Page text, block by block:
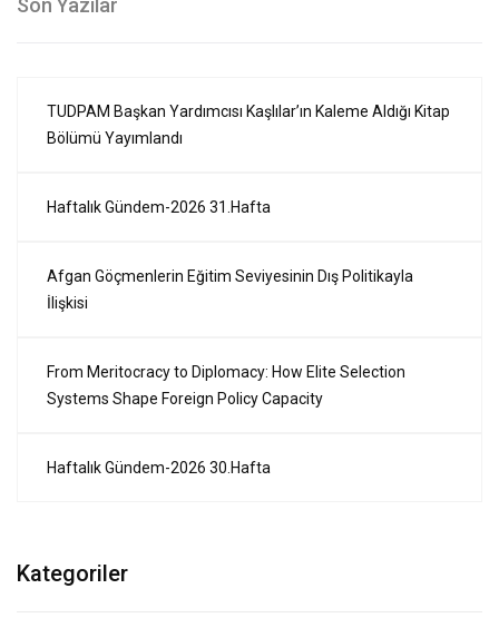
Son Yazılar
TUDPAM Başkan Yardımcısı Kaşlılar’ın Kaleme Aldığı Kitap
Bölümü Yayımlandı
Haftalık Gündem-2026 31.Hafta
Afgan Göçmenlerin Eğitim Seviyesinin Dış Politikayla
İlişkisi
From Meritocracy to Diplomacy: How Elite Selection
Systems Shape Foreign Policy Capacity
Haftalık Gündem-2026 30.Hafta
Kategoriler